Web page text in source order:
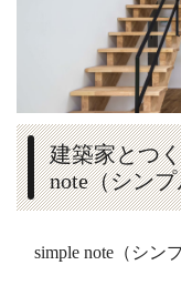
建築家とつ
note（シン
simple note（シン